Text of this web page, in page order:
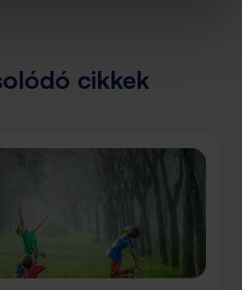
cikkek